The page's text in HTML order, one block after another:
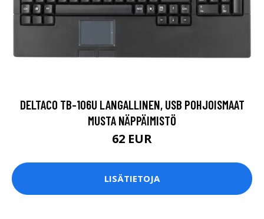
DELTACO TB-106U LANGALLINEN, USB POHJOISMAAT
MUSTA NÄPPÄIMISTÖ
62 EUR
LISÄTIETOJA